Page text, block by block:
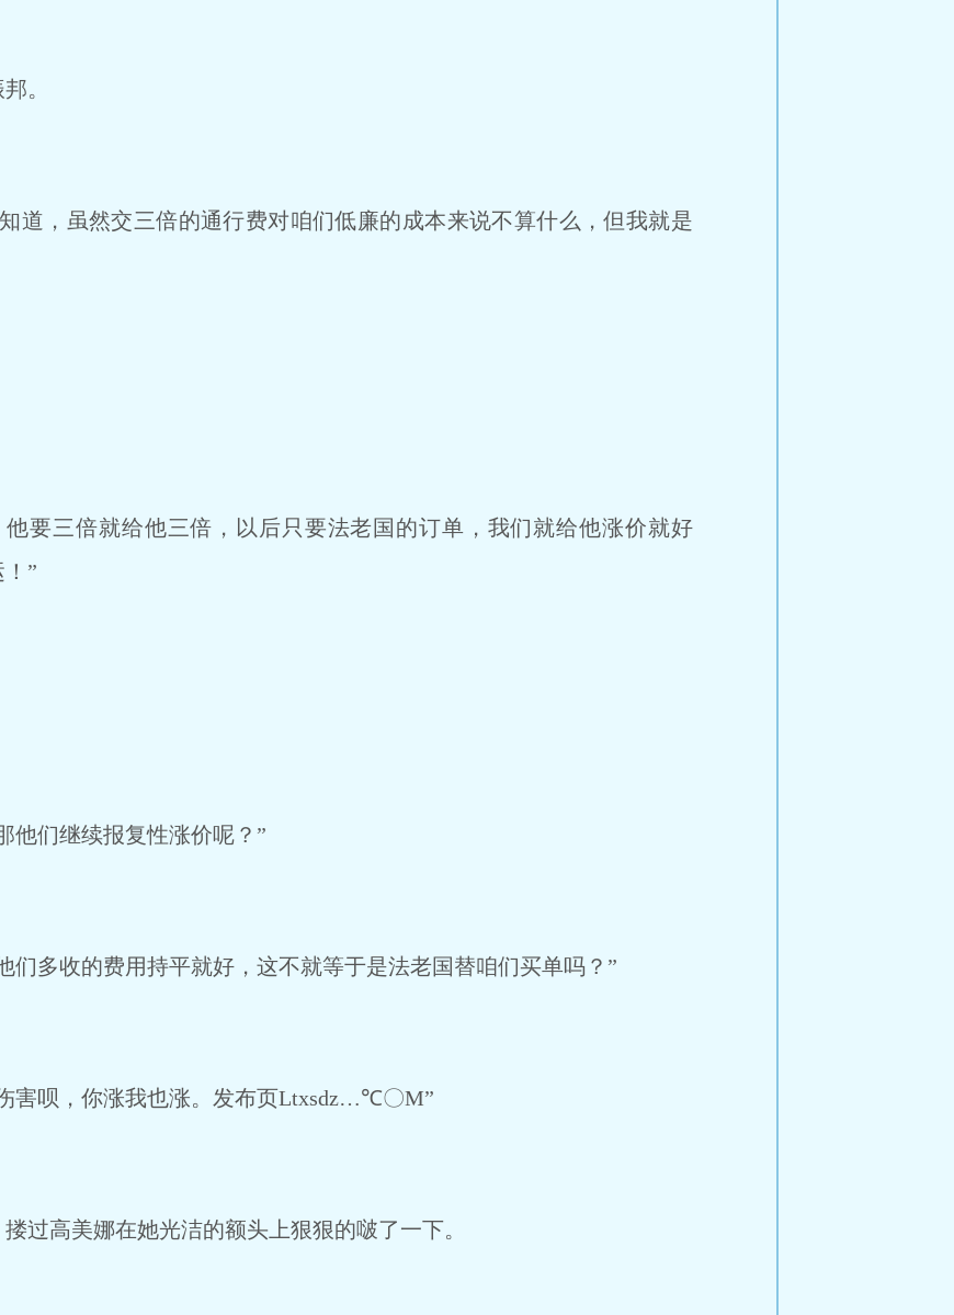
。
道，虽然交三倍的通行费对咱们低廉的成本来说不算什么，但我就是
要三倍就给他三倍，以后只要法老国的订单，我们就给他涨价就好
”
们继续报复性涨价呢？”
多收的费用持平就好，这不就等于是法老国替咱们买单吗？”
害呗，你涨我也涨。发布页Ltxsdz…℃〇M”
过高美娜在她光洁的额头上狠狠的啵了一下。